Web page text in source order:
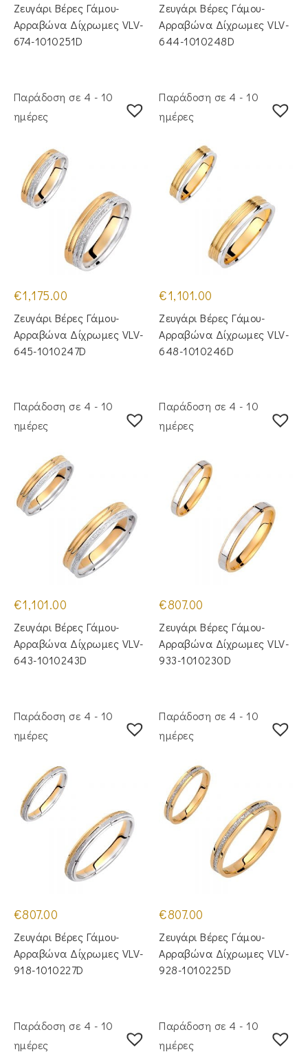
Ζευγάρι Βέρες Γάμου-
Αρραβώνα Δίχρωμες VLV-
674-1010251D
Ζευγάρι Βέρες Γάμου-
Αρραβώνα Δίχρωμες VLV-
644-1010248D
Παράδοση σε 4 - 10
ημέρες
€1,175.00
Ζευγάρι Βέρες Γάμου-
Αρραβώνα Δίχρωμες VLV-
645-1010247D
Παράδοση σε 4 - 10
ημέρες
€1,101.00
Ζευγάρι Βέρες Γάμου-
Αρραβώνα Δίχρωμες VLV-
648-1010246D
Παράδοση σε 4 - 10
ημέρες
€1,101.00
Ζευγάρι Βέρες Γάμου-
Αρραβώνα Δίχρωμες VLV-
643-1010243D
Παράδοση σε 4 - 10
ημέρες
€807.00
Ζευγάρι Βέρες Γάμου-
Αρραβώνα Δίχρωμες VLV-
933-1010230D
Παράδοση σε 4 - 10
ημέρες
€807.00
Ζευγάρι Βέρες Γάμου-
Αρραβώνα Δίχρωμες VLV-
918-1010227D
Παράδοση σε 4 - 10
ημέρες
€807.00
Ζευγάρι Βέρες Γάμου-
Αρραβώνα Δίχρωμες VLV-
928-1010225D
Παράδοση σε 4 - 10
ημέρες
Παράδοση σε 4 - 10
ημέρες